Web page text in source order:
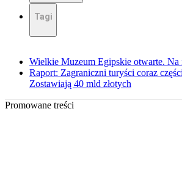
Tagi
Wielkie Muzeum Egipskie otwarte. Na
Raport: Zagraniczni turyści coraz
Zostawiają 40 mld złotych
Promowane treści